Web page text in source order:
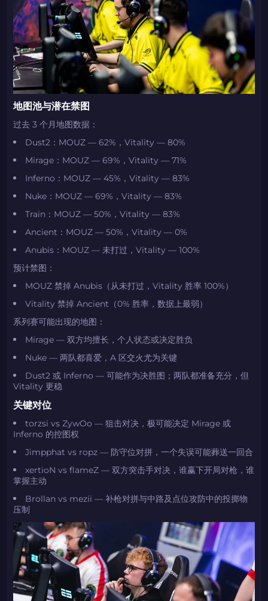
地图池与潜在禁图
过去 3 个月地图数据：
Dust2：MOUZ — 62%，Vitality — 80%
Mirage：MOUZ — 69%，Vitality — 71%
Inferno：MOUZ — 45%，Vitality — 83%
Nuke：MOUZ — 69%，Vitality — 83%
Train：MOUZ — 50%，Vitality — 83%
Ancient：MOUZ — 50%，Vitality — 0%
Anubis：MOUZ — 未打过，Vitality — 100%
预计禁图：
MOUZ 禁掉 Anubis（从未打过，Vitality 胜率 100%）
Vitality 禁掉 Ancient（0% 胜率，数据上最弱）
系列赛可能出现的地图：
Mirage — 双方均擅长，个人状态或决定胜负
Nuke — 两队都喜爱，A 区交火尤为关键
Dust2 或 Inferno — 可能作为决胜图；两队都准备充分，但
Vitality 更稳
关键对位
torzsi vs ZywOo — 狙击对决，极可能决定 Mirage 或
Inferno 的控图权
Jimpphat vs ropz — 防守位对拼，一个失误可能葬送一回合
xertioN vs flameZ — 双方突击手对决，谁赢下开局对枪，谁
掌握主动
Brollan vs mezii — 补枪对拼与中路及点位攻防中的投掷物
压制